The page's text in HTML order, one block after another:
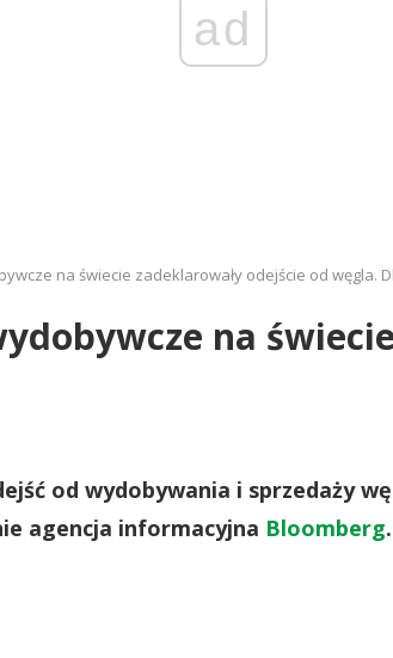
ad
na świecie zadeklarowały odejście od węgla.
na
od wydobywania i sprzedaży
agencja informacyjna Bloomberg.